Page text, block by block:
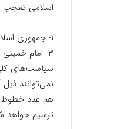
اسلامی تعجب
۱- جمهوری اسلامی به معنای باور به مردم‌سالاری دینی با ماهیت اسلام سیاسی اصل اول است؛ ۲- ولایت فقیه؛
نمی‌توانند
هم عدد خطوط
ترسیم خواهد